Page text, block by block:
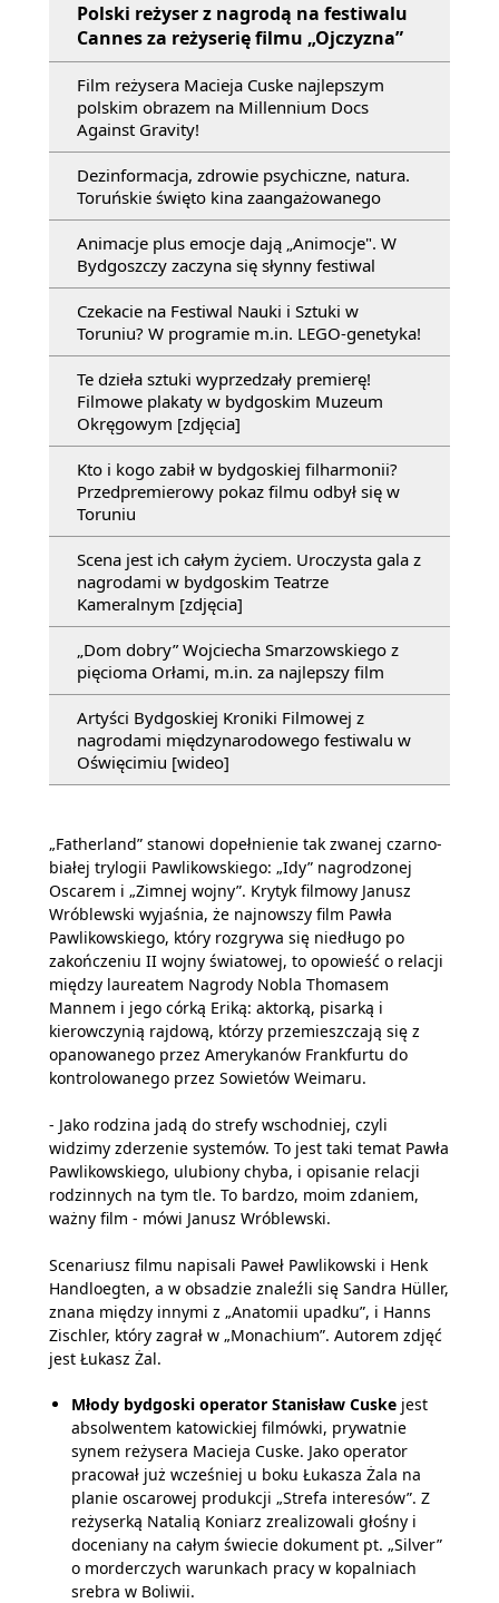
Polski reżyser z nagrodą na festiwalu
Cannes za reżyserię filmu „Ojczyzna”
Film reżysera Macieja Cuske najlepszym
polskim obrazem na Millennium Docs
Against Gravity!
Dezinformacja, zdrowie psychiczne, natura.
Toruńskie święto kina zaangażowanego
Animacje plus emocje dają „Animocje". W
Bydgoszczy zaczyna się słynny festiwal
Czekacie na Festiwal Nauki i Sztuki w
Toruniu? W programie m.in. LEGO-genetyka!
Te dzieła sztuki wyprzedzały premierę!
Filmowe plakaty w bydgoskim Muzeum
Okręgowym [zdjęcia]
Kto i kogo zabił w bydgoskiej filharmonii?
Przedpremierowy pokaz filmu odbył się w
Toruniu
Scena jest ich całym życiem. Uroczysta gala z
nagrodami w bydgoskim Teatrze
Kameralnym [zdjęcia]
„Dom dobry” Wojciecha Smarzowskiego z
pięcioma Orłami, m.in. za najlepszy film
Artyści Bydgoskiej Kroniki Filmowej z
nagrodami międzynarodowego festiwalu w
Oświęcimiu [wideo]
„Fatherland” stanowi dopełnienie tak zwanej czarno-
białej trylogii Pawlikowskiego: „Idy” nagrodzonej
Oscarem i „Zimnej wojny”. Krytyk filmowy Janusz
Wróblewski wyjaśnia, że najnowszy film Pawła
Pawlikowskiego, który rozgrywa się niedługo po
zakończeniu II wojny światowej, to opowieść o relacji
między laureatem Nagrody Nobla Thomasem
Mannem i jego córką Eriką: aktorką, pisarką i
kierowczynią rajdową, którzy przemieszczają się z
opanowanego przez Amerykanów Frankfurtu do
kontrolowanego przez Sowietów Weimaru.
- Jako rodzina jadą do strefy wschodniej, czyli
widzimy zderzenie systemów. To jest taki temat Pawła
Pawlikowskiego, ulubiony chyba, i opisanie relacji
rodzinnych na tym tle. To bardzo, moim zdaniem,
ważny film - mówi Janusz Wróblewski.
Scenariusz filmu napisali Paweł Pawlikowski i Henk
Handloegten, a w obsadzie znaleźli się Sandra Hüller,
znana między innymi z „Anatomii upadku”, i Hanns
Zischler, który zagrał w „Monachium”. Autorem zdjęć
jest Łukasz Żal.
Młody bydgoski operator Stanisław Cuske jest
absolwentem katowickiej filmówki, prywatnie
synem reżysera Macieja Cuske. Jako operator
pracował już wcześniej u boku Łukasza Żala na
planie oscarowej produkcji „Strefa interesów”. Z
reżyserką Natalią Koniarz zrealizowali głośny i
doceniany na całym świecie dokument pt. „Silver”
o morderczych warunkach pracy w kopalniach
srebra w Boliwii.